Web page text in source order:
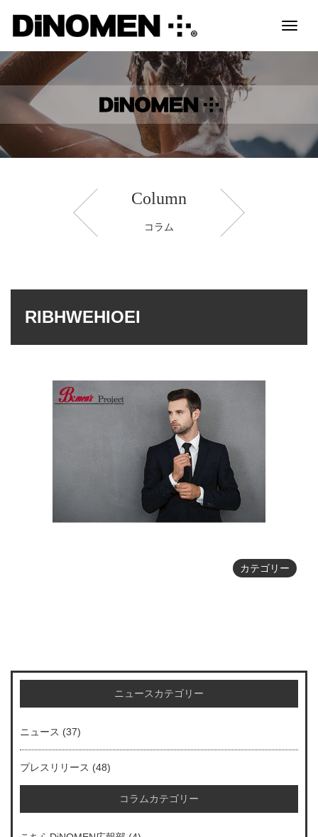
Toggle
Column
コラム
RIBHWEHIOEI
カテゴリー
ニュースカテゴリー
ニュース (37)
プレスリリース (48)
コラムカテゴリー